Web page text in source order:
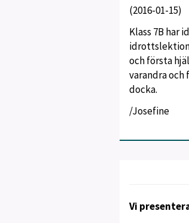
(2016-01-15)
Klass 7B har
och första
varandra och
docka.
/Josefine
Vi